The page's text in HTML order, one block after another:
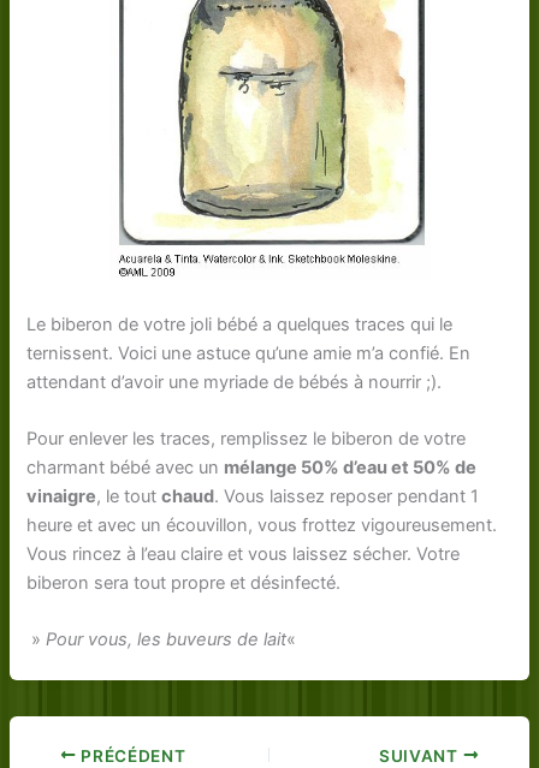
Le biberon de votre joli bébé a quelques traces qui le
ternissent. Voici une astuce qu’une amie m’a confié. En
attendant d’avoir une myriade de bébés à nourrir ;).
Pour enlever les traces, remplissez le biberon de votre
charmant bébé avec un mélange 50% d’eau et 50% de
vinaigre, le toutchaud. Vous laissez reposer pendant 1
heure et avec un écouvillon, vous frottez vigoureusement.
Vous rincez à l’eau claire et vous laissez sécher. Votre
biberon sera tout propre et désinfecté.
»Pour vous, les buveurs de lait«
PRÉCÉDENT SUIVANT